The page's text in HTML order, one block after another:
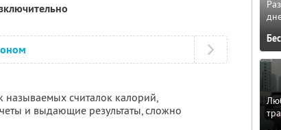
называемых считалок калорий,
и выдающие результаты, сложно